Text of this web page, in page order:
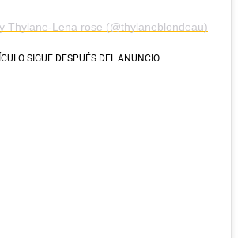
Thylane-Lena rose (@thylaneblondeau)